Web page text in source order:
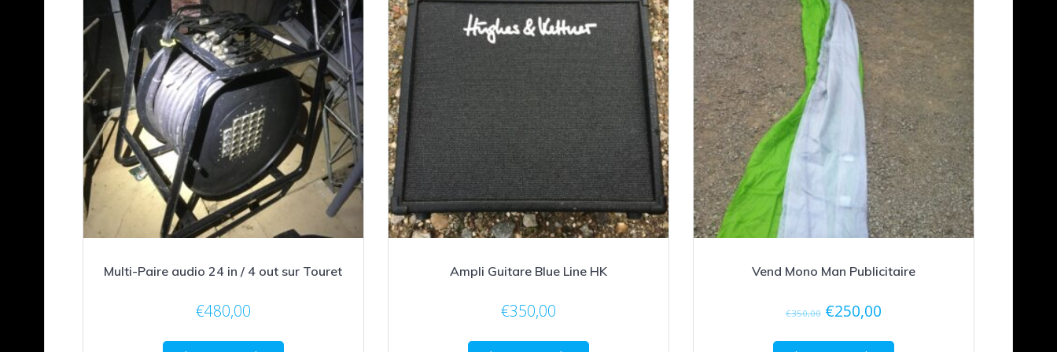
Multi-Paire audio 24 in / 4 out sur Touret
€480,00
Ampli Guitare Blue Line HK
€350,00
Vend Mono Man Publicitaire
€350,00 Le
€250,00Le